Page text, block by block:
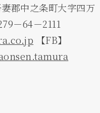
郡中之条町大字四万
－64－2111
【FB】